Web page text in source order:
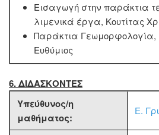
Εισαγωγή στην παράκτια
λιμενικά έργα, Κουτίτας
Παράκτια
Ευθύμιος
6. ΔΙΔΑΣΚΟΝΤΕΣ
Υπεύθυνος/η
μαθήματος:
Ε.